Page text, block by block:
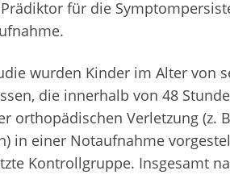
für die
wurden Kinder im Alter von
die innerhalb von 48
orthopädischen Verletzung (z.
in einer Notaufnahme
Kontrollgruppe. Insgesamt